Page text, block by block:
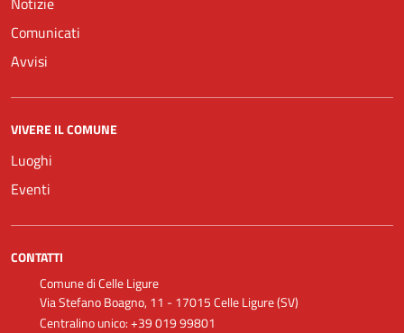
Comunicati
Avvisi
VIVERE IL COMUNE
Luoghi
Eventi
CONTATTI
Comune di Celle Ligure
Via Stefano Boagno, 11 - 17015 Celle Ligure (SV)
Centralino unico: +39 019 99801